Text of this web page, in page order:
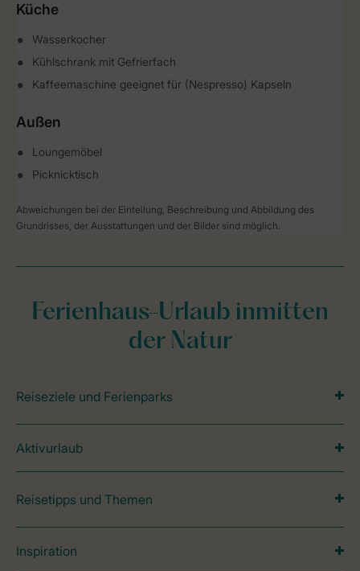
Küche
Wasserkocher
Kühlschrank mit Gefrierfach
Kaffeemaschine geeignet für (Nespresso) Kapseln
Außen
Loungemöbel
Picknicktisch
Abweichungen bei der Einteilung, Beschreibung und Abbildung des
Grundrisses, der Ausstattungen und der Bilder sind möglich.
Ferienhaus-Urlaub inmitten
der Natur
Reiseziele und Ferienparks
Aktivurlaub
Reisetipps und Themen
Inspiration